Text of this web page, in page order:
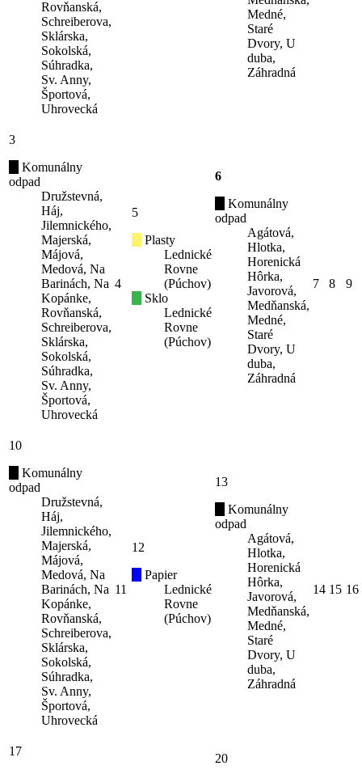
Rovňanská,
Schreiberova,
Sklárska,
Sokolská,
Súhradka,
Sv. Anny,
Športová,
Uhrovecká
Medné,
Staré
Dvory, U
duba,
Záhradná
3
Komunálny
odpad
Družstevná,
Háj,
Jilemnického,
Majerská,
Májová,
Medová, Na
Barinách, Na
Kopánke,
Rovňanská,
Schreiberova,
Sklárska,
Sokolská,
Súhradka,
Sv. Anny,
Športová,
Uhrovecká
4
5
Plasty
Lednické
Rovne
(Púchov)
Sklo
Lednické
Rovne
(Púchov)
6
Komunálny
odpad
Agátová,
Hlotka,
Horenická
Hôrka,
Javorová,
Medňanská,
Medné,
Staré
Dvory, U
duba,
Záhradná
7 8 9
10
Komunálny
odpad
Družstevná,
Háj,
Jilemnického,
Majerská,
Májová,
Medová, Na
Barinách, Na
Kopánke,
Rovňanská,
Schreiberova,
Sklárska,
Sokolská,
Súhradka,
Sv. Anny,
Športová,
Uhrovecká
11
12
Papier
Lednické
Rovne
(Púchov)
13
Komunálny
odpad
Agátová,
Hlotka,
Horenická
Hôrka,
Javorová,
Medňanská,
Medné,
Staré
Dvory, U
duba,
Záhradná
14 15 16
17
20